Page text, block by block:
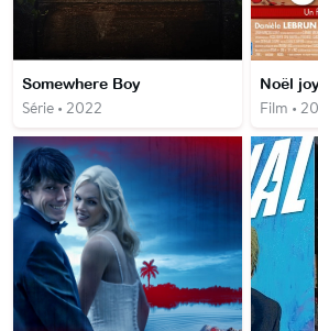
Somewhere Boy
Série • 2022
Noël
Film •